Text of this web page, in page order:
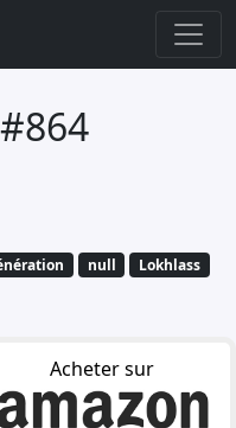
null
Lokhlass
Acheter sur